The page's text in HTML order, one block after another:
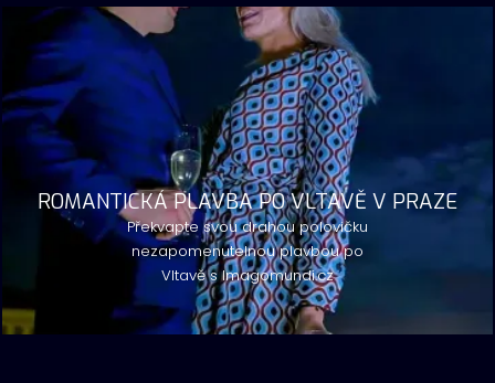
ROMANTICKÁ PLAVBA PO VLTAVĚ V PRAZE
Překvapte svou drahou polovičku
nezapomenutelnou plavbou po
Vltavě s Imagomundi.cz